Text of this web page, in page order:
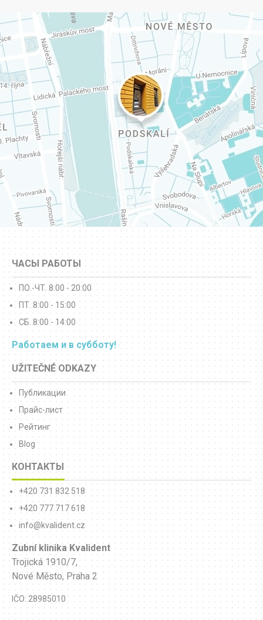
ЧАСЫ РАБОТЫ
ПО.-ЧТ. 8:00 - 20:00
ПТ. 8:00 - 15:00
СБ. 8:00 - 14:00
Работаем и в субботу!
UŽITEČNÉ ODKAZY
Публикации
Прайс-лист
Рейтинг
Blog
КОНТАКТЫ
+420 731 832 518
+420 777 717 618
info@kvalident.cz
Zubní klinika Kvalident
Trojická 1910/7,
Nové Město, Praha 2
IČO: 28985010